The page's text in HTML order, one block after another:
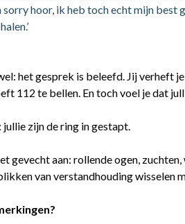
sorry hoor, ik heb toch echt mijn
het gesprek is beleefd. Jij verheft
112 te bellen. En toch voel je dat
zijn de ring in gestapt.
gevecht aan: rollende ogen,
van verstandhouding wisselen